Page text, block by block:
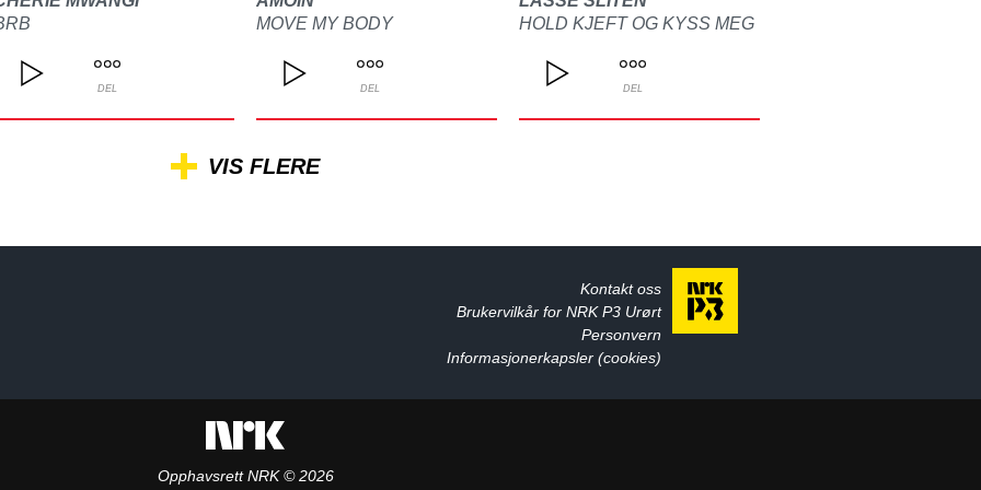
DEL
MOVE MY BODY
DEL
HOLD KJEFT OG KYSS MEG
DEL
VIS FLERE
Kontakt oss
Brukervilkår for NRK P3 Urørt
Personvern
Informasjonerkapsler (cookies)
Opphavsrett NRK © 2026